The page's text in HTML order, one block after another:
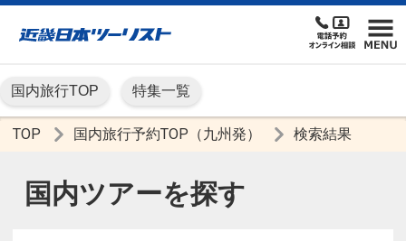
国内旅行TOP 特集一覧
TOP 国内旅行予約TOP（九州発） 検索結果
国内ツアーを探す